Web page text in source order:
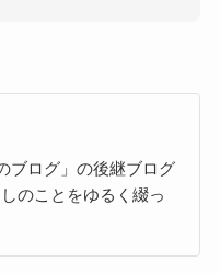
ブログ」の後継ブログ
のことをゆるく綴っ